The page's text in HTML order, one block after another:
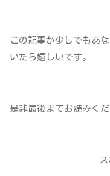
この記事が少しでもあ
いたら嬉しいです。
是非最後までお読みくだ